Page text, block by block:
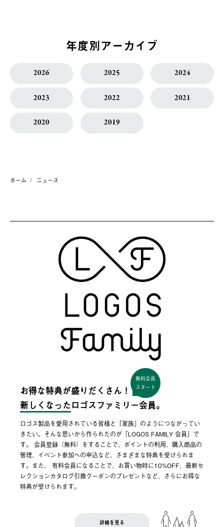
年度別アーカイブ
2026 2025 2024
2023 2022 2021
2020 2019
ホーム ニュース
お得な特典が盛りだくさん！
無料会員
スタート
新しくなった ロゴスファミリー会員。
ロゴス製品を愛用されている皆様と「家族」のようにつながってい
きたい。そんな思いから作られたのが「LOGOS FAMILY 会員」で
す。 会員登録（無料）をすることで、ポイントの利用、購入商品の
管理、イベント参加への申込など、さまざまな特典を受けられま
す。また、 有料会員になることで、お買い物時に10%OFF、最新セ
レクションカタログ引換クーポンのプレゼントなど、さらにお得な
特典が受けられます。
詳細を見る